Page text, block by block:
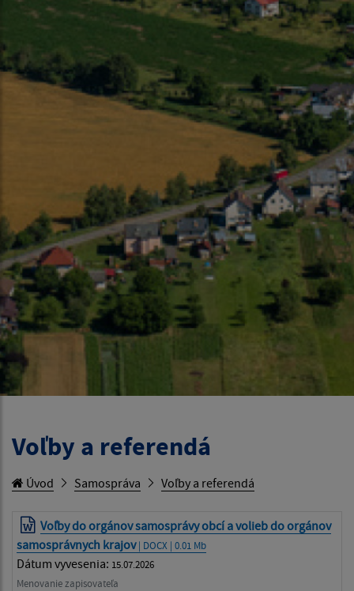
Voľby a referendá
Úvod Samospráva Voľby a referendá
Voľby do orgánov samosprávy obcí a volieb do orgánov
samosprávnych krajov| DOCX | 0.01 Mb
Dátum vyvesenia: 15.07.2026
Menovanie zapisovateľa